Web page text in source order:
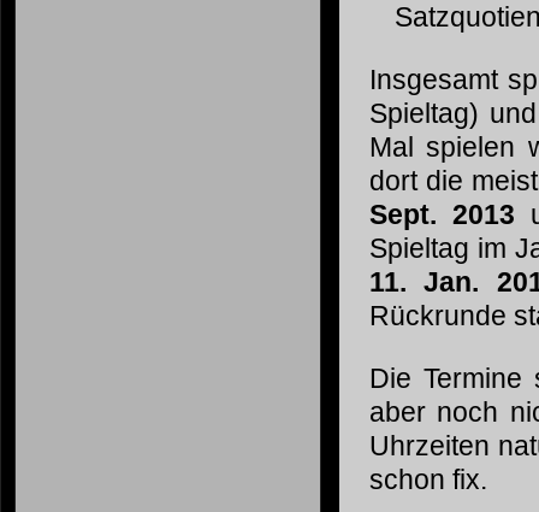
Insgesamt
Spieltag)
Mal spielen
dort die
Sept. 2013
Spieltag im
11. Jan.
Rückrunde
Die Termine
aber noch
Uhrzeiten
schon fix.